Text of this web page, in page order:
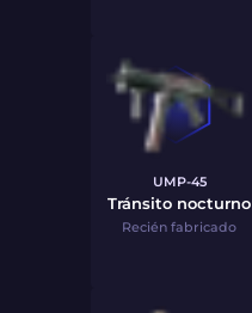
UMP-45
Tránsito nocturno
Recién fabricado